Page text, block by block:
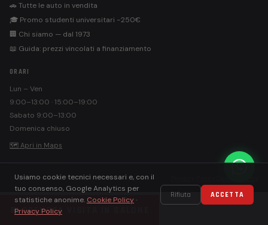
Usiamo cookie tecnici necessari e, con il
tuo consenso, Google Analytics per
statistiche anonime. Cookie Policy·
Privacy Policy
Rifiuta ACCETTA
🚗 Tutte le auto in vendita
🎓 Promo studenti universitari −250€
🏢 Chi siamo — dal 1973
📖 Guida: prezzi vincolati a finanziamento
ORARI
Lun – Ven
9:00–13:00 · 15:00–19:00
Sabato 9:00–13:00
Domenica chiuso
🗺 Apri in Maps
©Donolauto S.r.l. · PEC: donolautosrl@pec.it
📅 PRENOTA VISITA IN SALONE